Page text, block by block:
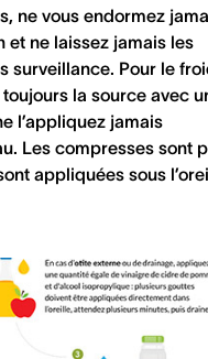
ne vous endormez
et ne laissez jamais les
surveillance. Pour le
la source avec
l’appliquez jamais
Les compresses sont
appliquées sous